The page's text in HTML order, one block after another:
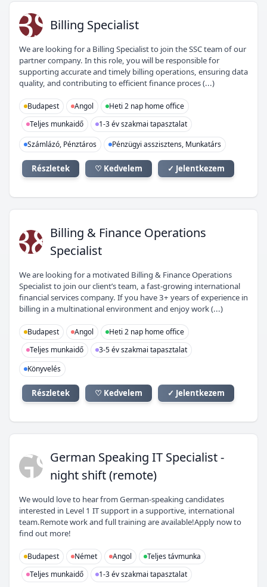
BS Billing Specialist
We are looking for a Billing Specialist to join the SSC team of our
partner company. In this role, you will be responsible for
supporting accurate and timely billing operations, ensuring data
quality, and contributing to efficient finance proces (...)
Budapest Angol
Heti 2 nap home office
Teljes munkaidő
1-3 év szakmai tapasztalat
Számlázó, Pénztáros
Pénzügyi asszisztens, Munkatárs
Részletek ♡ Kedvelem ✓ Jelentkezem
B&Billing & Finance Operations
Specialist
We are looking for a motivated Billing & Finance Operations
Specialist to join our client’s team, a fast-growing international
financial services company. If you have 3+ years of experience in
billing in a multinational environment and enjoy work (...)
Budapest Angol
Heti 2 nap home office
Teljes munkaidő
3-5 év szakmai tapasztalat
Könyvelés
Részletek ♡ Kedvelem ✓ Jelentkezem
GSGerman Speaking IT Specialist -
night shift (remote)
We would love to hear from German-speaking candidates
interested in Level 1 IT support in a supportive, international
team.Remote work and full training are available!Apply now to
find out more!
Budapest Német Angol
Teljes távmunka
Teljes munkaidő
1-3 év szakmai tapasztalat